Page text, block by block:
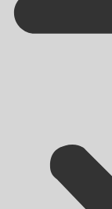
Stor
Teknikken